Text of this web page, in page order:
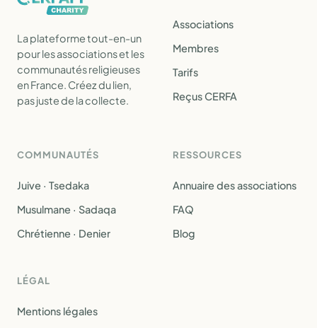
La plateforme tout-en-un
pour les associations et les
communautés religieuses
en France. Créez du lien,
pas juste de la collecte.
Associations
Membres
Tarifs
Reçus CERFA
COMMUNAUTÉS
Juive · Tsedaka
Musulmane · Sadaqa
Chrétienne · Denier
RESSOURCES
Annuaire des associations
FAQ
Blog
LÉGAL
Mentions légales